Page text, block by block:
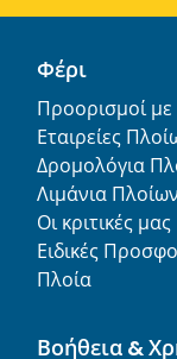
Φέρι
Προορισμοί
Εταιρείες
Δρομολόγια
Λιμάνια Πλοίων
Οι κριτικές μας
Ειδικές
Πλοία
Βοήθεια &